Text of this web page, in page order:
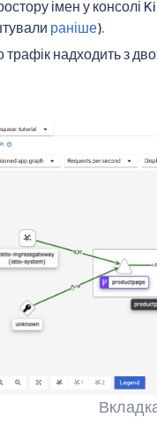
імен у консолі
раніше).
надходить з